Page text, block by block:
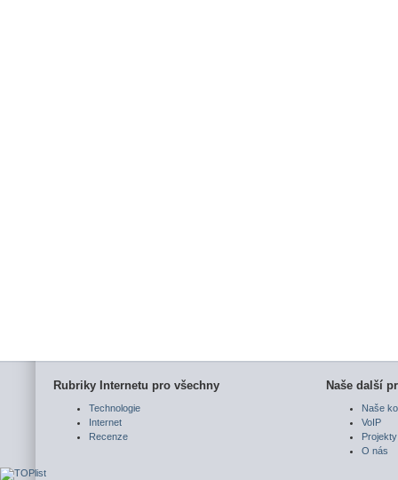
Rubriky Internetu pro všechny
Technologie
Internet
Recenze
Naše další
Naše
VoIP
Projekty
O nás